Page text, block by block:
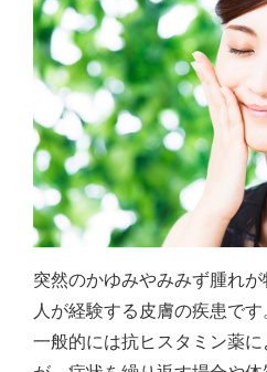
突然のかゆみやみみず腫れ
人が経験する皮膚の疾患です
一般的には抗ヒスタミン薬